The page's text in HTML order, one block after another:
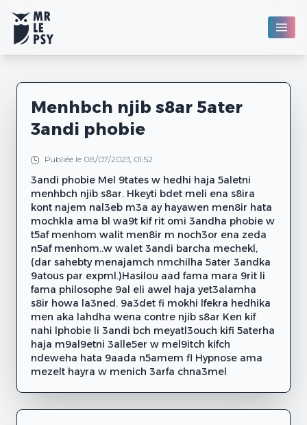
Menhbch njib s8ar 5ater
3andi phobie
Publiée le 08/07/2023, 01:52
3andi phobie Mel 9tates w hedhi haja 5aletni
menhbch njib s8ar. Hkeyti bdet meli ena s8ira
kont najem nal3eb m3a ay hayawen men8ir hata
mochkla ama bl wa9t kif rit omi 3andha phobie w
t5af menhom walit men8ir m noch3or ena zeda
n5af menhom..w walet 3andi barcha mechekl,
(dar sahebty menajamch nmchilha 5ater 3andka
9atous par expml.)Hasilou aad fama mara 9rit li
fama philosophe 9al eli awel haja yet3alamha
s8ir howa la3ned. 9a3det fi mokhi lfekra hedhika
men aka lahdha wena contre njib s8ar Ken kif
nahi lphobie li 3andi bch meyatl3ouch kifi 5aterha
haja m9al9etni 3alle5er w mel9itch kifch
ndeweha hata 9aada n5amem fl Hypnose ama
mezelt hayra w menich 3arfa chna3mel